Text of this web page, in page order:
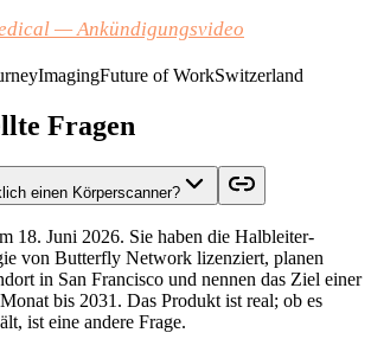
— Ankündigungsvideo
ImagingFuture of WorkSwitzerland
Fragen
einen Körperscanner?
18. Juni 2026. Sie haben die Halbleiter-
von Butterfly Network lizenziert, planen
in San Francisco und nennen das Ziel einer
bis 2031. Das Produkt ist real; ob es
ist eine andere Frage.